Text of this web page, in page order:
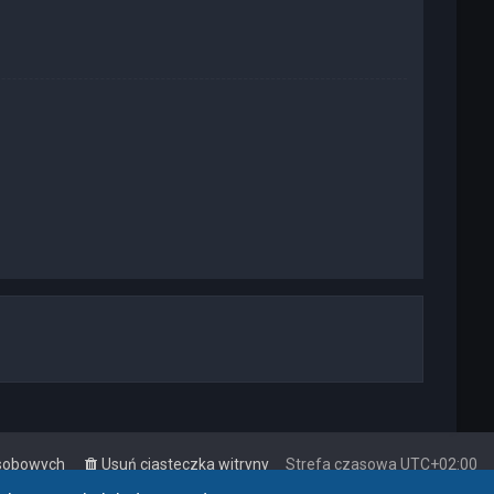
Strefa czasowa UTC+02:00
Usuń ciasteczka witryny